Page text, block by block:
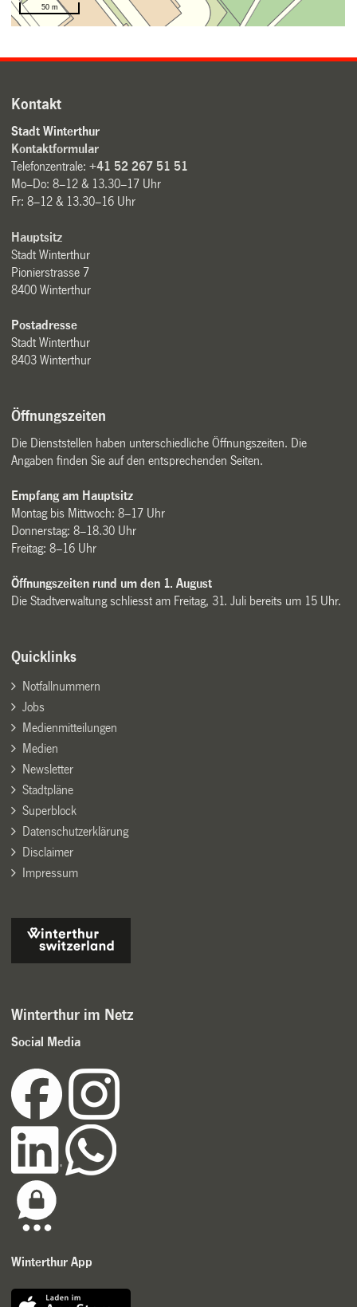
Kontakt
Stadt Winterthur
Kontaktformular
Telefonzentrale:+41 52 267 51 51
Mo–Do: 8–12 & 13.30–17 Uhr
Fr: 8–12 & 13.30–16 Uhr
Hauptsitz
Stadt Winterthur
Pionierstrasse 7
8400 Winterthur
Postadresse
Stadt Winterthur
8403 Winterthur
Öffnungszeiten
Die Dienststellen haben unterschiedliche Öffnungszeiten. Die
Angaben finden Sie auf den entsprechenden Seiten.
Empfang am Hauptsitz
Montag bis Mittwoch: 8–17 Uhr
Donnerstag: 8–18.30 Uhr
Freitag: 8–16 Uhr
Öffnungszeiten rund um den 1. August
Die Stadtverwaltung schliesst am Freitag, 31. Juli bereits um 15 Uhr.
Quicklinks
Notfallnummern
Jobs
Medienmitteilungen
Medien
Newsletter
Stadtpläne
Superblock
Datenschutzerklärung
Disclaimer
Impressum
Winterthur im Netz
Social Media
Winterthur App